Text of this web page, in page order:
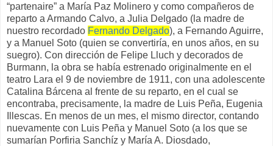
“partenaire” a María Paz Molinero y como compañeros de
reparto a Armando Calvo, a Julia Delgado (la madre de
nuestro recordado Fernando Delgado), a Fernando Aguirre,
y a Manuel Soto (quien se convertiría, en unos años, en su
suegro). Con dirección de Felipe Lluch y decorados de
Burmann, la obra se había estrenado originalmente en el
teatro Lara el 9 de noviembre de 1911, con una adolescente
Catalina Bárcena al frente de su reparto, en el cual se
encontraba, precisamente, la madre de Luis Peña, Eugenia
Illescas. En menos de un mes, el mismo director, contando
nuevamente con Luis Peña y Manuel Soto (a los que se
sumarían Porfiria Sanchíz y María A. Diosdado,